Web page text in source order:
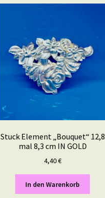
Stuck Element „Bouquet“ 12,8
mal 8,3 cm IN GOLD
4,40€
In den Warenkorb